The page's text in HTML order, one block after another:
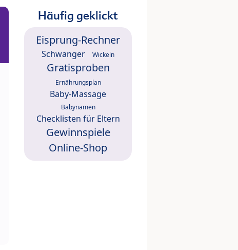
Häufig geklickt
Eisprung-Rechner
Schwanger Wickeln
Gratisproben
Ernährungsplan
Baby-Massage
Babynamen
Checklisten für Eltern
Gewinnspiele
Online-Shop